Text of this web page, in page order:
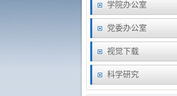
学院办公室
党委办公室
视觉下载
科学研究